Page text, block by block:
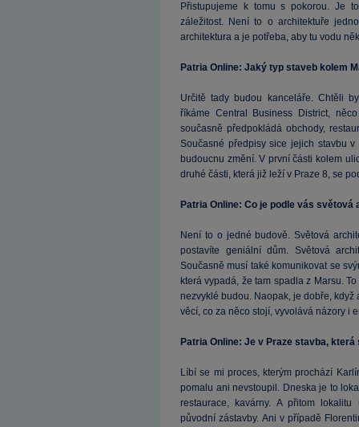
Přistupujeme k tomu s pokorou. Je
záležitost. Není to o architektuře
architektura a je potřeba, aby tu vodu
Patria Online: Jaký typ staveb kolem
Určitě tady budou kanceláře. Chtěli
říkáme Central Business District,
současně předpokládá obchody,
Současné předpisy sice jejich stavbu
budoucnu změní. V první části kolem
druhé části, která již leží v Praze 8, se
Patria Online: Co je podle vás
Není to o jedné budově. Světová
postavíte geniální dům. Světová
Současně musí také komunikovat se
která vypadá, že tam spadla z Marsu.
nezvyklé budou. Naopak, je dobře,
věcí, co za něco stojí, vyvolává názory i
Patria Online: Je v Praze stavba,
Líbí se mi proces, kterým prochází
pomalu ani nevstoupil. Dneska je to
restaurace, kavárny. A přitom
původní zástavby. Ani v případě